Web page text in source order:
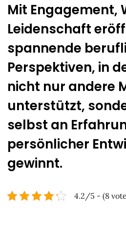
Mit Engagement,
Leidenschaft
spannende
Perspektiven, in
nicht nur andere
unterstützt,
selbst an
persönlicher
gewinnt.
4.2/5 - (8